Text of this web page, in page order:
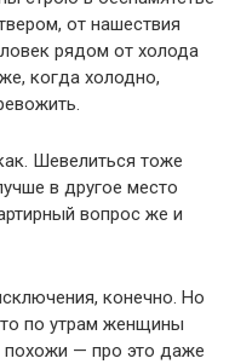
от нашествия
рядом от холода
когда холодно,
Шевелиться тоже
в другое место
вопрос же и
конечно. Но
по утрам женщины
похожи — про это даже